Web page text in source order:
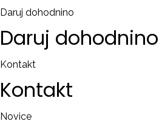
Daruj dohodnino
Daruj dohodnino
Kontakt
Kontakt
Novice